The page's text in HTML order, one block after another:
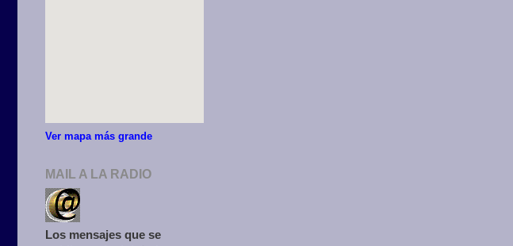
Ver mapa más grande
MAIL A LA RADIO
Los mensajes que se